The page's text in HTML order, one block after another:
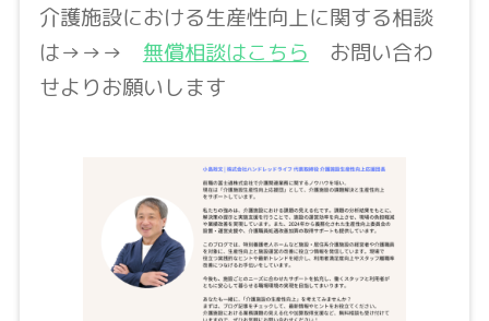
介護施設における生産性向上に関する相談
は→→→ 無償相談はこちら お問い合わ
せよりお願いします